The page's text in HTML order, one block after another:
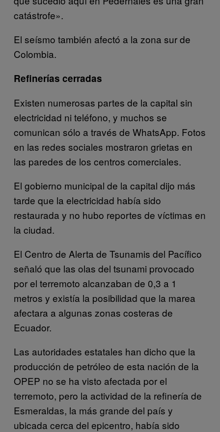
catástrofe».
El seísmo también afectó a la zona sur de
Colombia.
Refinerías cerradas
Existen numerosas partes de la capital sin
electricidad ni teléfono, y muchos se
comunican sólo a través de WhatsApp. Fotos
en las redes sociales mostraron grietas en
las paredes de los centros comerciales.
El gobierno municipal de la capital dijo más
tarde que la electricidad había sido
restaurada y no hubo reportes de víctimas en
la ciudad.
El Centro de Alerta de Tsunamis del Pacífico
señaló que las olas del tsunami provocado
por el terremoto alcanzaban de 0,3 a 1
metros y existía la posibilidad que la marea
afectara a algunas zonas costeras de
Ecuador.
Las autoridades estatales han dicho que la
producción de petróleo de esta nación de la
OPEP no se ha visto afectada por el
terremoto, pero la actividad de la refinería de
Esmeraldas, la más grande del país y
ubicada cerca del epicentro, había sido